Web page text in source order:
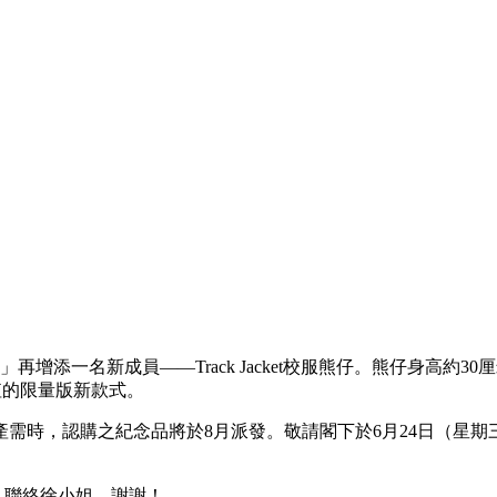
增添一名新成員——Track Jacket校服熊仔。熊仔身高約30
限量版新款式。
時，認購之紀念品將於8月派發。敬請閣下於6月24日（星期